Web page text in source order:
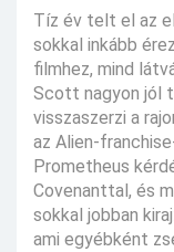
Tíz év telt el az
sokkal inkább
filmhez, mind
Scott nagyon jól
visszaszerzi a
az Alien-
Prometheus
Covenanttal, és
sokkal jobban
ami egyébként